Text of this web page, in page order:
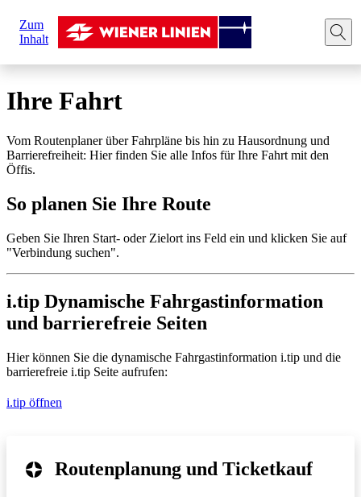
Zum
Inhalt
sind
hier:
Startseite Ihre Fahrt Route planen
Ihre Fahrt
Vom Routenplaner über Fahrpläne bis hin zu Hausordnung und
Barrierefreiheit: Hier finden Sie alle Infos für Ihre Fahrt mit den
Öffis.
So planen Sie Ihre Route
Geben Sie Ihren Start- oder Zielort ins Feld ein und klicken Sie auf
"Verbindung suchen".
i.tip Dynamische Fahrgastinformation
und barrierefreie Seiten
Hier können Sie die dynamische Fahrgastinformation i.tip und die
barrierefreie i.tip Seite aufrufen:
i.tip öffnen
Routenplanung und Ticketkauf